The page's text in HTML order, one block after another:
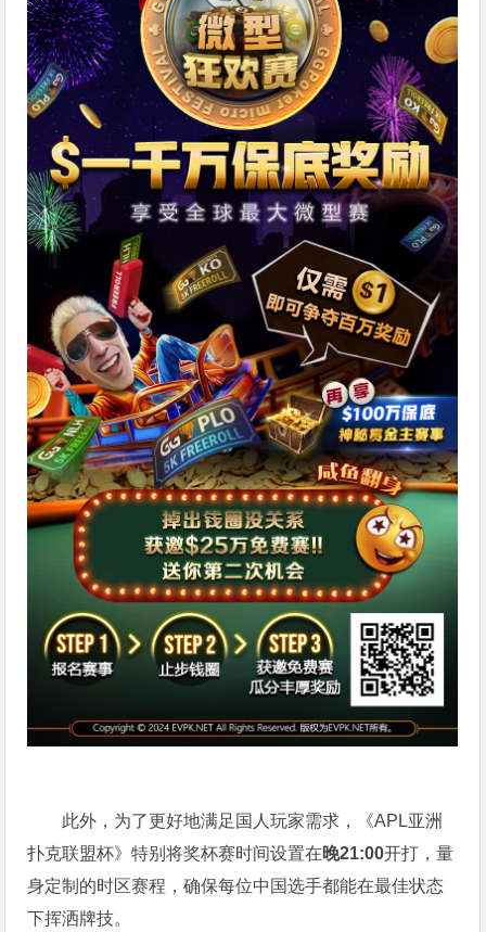
此外，为了更好地满足国人玩家需求，《APL亚洲
扑克联盟杯》特别将奖杯赛时间设置在晚21:00开打，量
身定制的时区赛程，确保每位中国选手都能在最佳状态
下挥洒牌技。